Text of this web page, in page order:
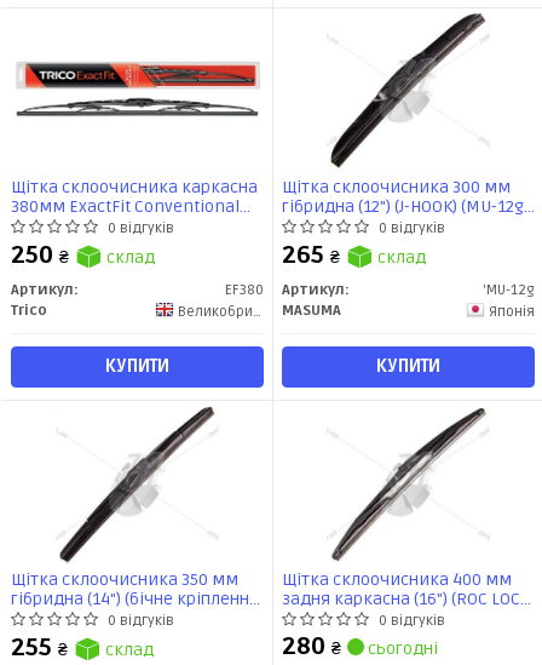
Щітка склоочисника каркасна
380мм ExactFit Сonventional
(EF380) TRICO0 відгуків
250 ₴ склад
Артикул:
EF380
Trico
Великобритания
КУПИТИ
Щітка склоочисника 300 мм
гібридна (12") (J-HOOK) (MU-12g)
MASUMA
0 відгуків
265 ₴ склад
Артикул:
'MU-12g
MASUMA
Японія
КУПИТИ
Щітка склоочисника 350 мм
гібридна (14") (бічне кріплення
J-HOOK) (MU-14h) MASUMA
0 відгуків
255 ₴ склад
Щітка склоочисника 400 мм
задня каркасна (16") (ROC LOCK
2) (MU-18R) MASUMA
0 відгуків
280 ₴ сьогодні